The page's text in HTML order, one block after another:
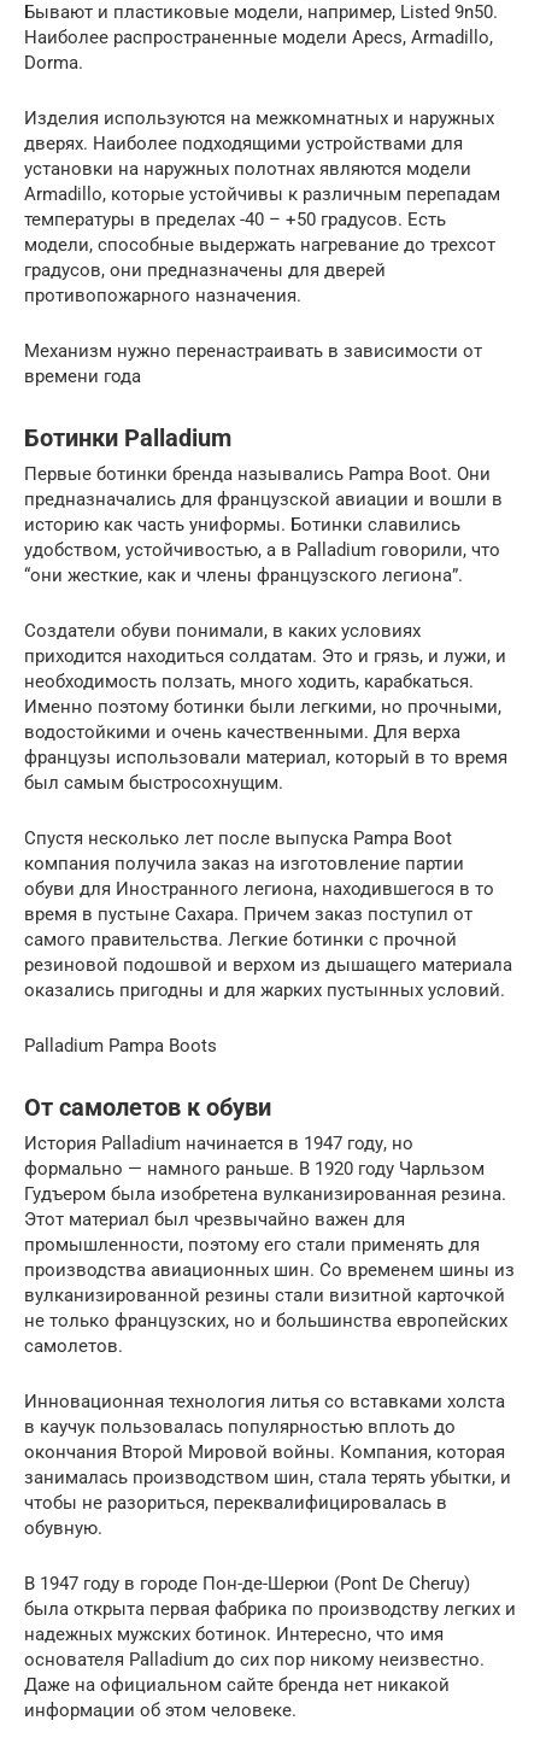
Бывают и пластиковые модели, например, Listed 9n50.
Наиболее распространенные модели Apecs, Armadillo,
Dorma.
Изделия используются на межкомнатных и наружных
дверях. Наиболее подходящими устройствами для
установки на наружных полотнах являются модели
Armadillo, которые устойчивы к различным перепадам
температуры в пределах -40 – +50 градусов. Есть
модели, способные выдержать нагревание до трехсот
градусов, они предназначены для дверей
противопожарного назначения.
Механизм нужно перенастраивать в зависимости от
времени года
Ботинки Palladium
Первые ботинки бренда назывались Pampa Boot. Они
предназначались для французской авиации и вошли в
историю как часть униформы. Ботинки славились
удобством, устойчивостью, а в Palladium говорили, что
“они жесткие, как и члены французского легиона”.
Создатели обуви понимали, в каких условиях
приходится находиться солдатам. Это и грязь, и лужи, и
необходимость ползать, много ходить, карабкаться.
Именно поэтому ботинки были легкими, но прочными,
водостойкими и очень качественными. Для верха
французы использовали материал, который в то время
был самым быстросохнущим.
Спустя несколько лет после выпуска Pampa Boot
компания получила заказ на изготовление партии
обуви для Иностранного легиона, находившегося в то
время в пустыне Сахара. Причем заказ поступил от
самого правительства. Легкие ботинки с прочной
резиновой подошвой и верхом из дышащего материала
оказались пригодны и для жарких пустынных условий.
Palladium Pampa Boots
От самолетов к обуви
История Palladium начинается в 1947 году, но
формально — намного раньше. В 1920 году Чарльзом
Гудъером была изобретена вулканизированная резина.
Этот материал был чрезвычайно важен для
промышленности, поэтому его стали применять для
производства авиационных шин. Со временем шины из
вулканизированной резины стали визитной карточкой
не только французских, но и большинства европейских
самолетов.
Инновационная технология литья со вставками холста
в каучук пользовалась популярностью вплоть до
окончания Второй Мировой войны. Компания, которая
занималась производством шин, стала терять убытки, и
чтобы не разориться, переквалифицировалась в
обувную.
В 1947 году в городе Пон-де-Шерюи (Pont De Cheruy)
была открыта первая фабрика по производству легких и
надежных мужских ботинок. Интересно, что имя
основателя Palladium до сих пор никому неизвестно.
Даже на официальном сайте бренда нет никакой
информации об этом человеке.